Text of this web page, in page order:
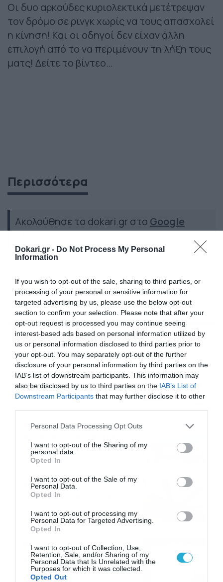
Dokari.gr - Do Not Process My Personal
Information
If you wish to opt-out of the sale, sharing to third parties, or
processing of your personal or sensitive information for
targeted advertising by us, please use the below opt-out
section to confirm your selection. Please note that after your
opt-out request is processed you may continue seeing
interest-based ads based on personal information utilized by
us or personal information disclosed to third parties prior to
your opt-out. You may separately opt-out of the further
disclosure of your personal information by third parties on the
IAB’s list of downstream participants. This information may
also be disclosed by us to third parties on the IAB’s List of
Downstream Participants that may further disclose it to other
Please note that this website/app uses one or more Google
not limited to your visit or usage behaviour. You may click to
grant or deny consent to Google and its third-party tags to
use your data for below specified purposes in below Google
consent section.
Personal Data Processing Opt Outs
I want to opt-out of the Sharing of my
personal data.
Opted In
I want to opt-out of the Sale of my
Personal Data.
Opted In
I want to opt-out of processing my
Personal Data for Targeted Advertising.
Opted In
I want to opt-out of Collection, Use,
Retention, Sale, and/or Sharing of my
Personal Data that Is Unrelated with the
Purposes for which it was collected.
Opted Out
Οι δυο αρκούδες κυριολεκτικά μετέτρεψαν
τον δρόμο σε ρινγκ χωρίς να τους απασχολεί
η κίνηση! Και οι οδηγοί δεν είχαν άλλη
επιλογή από το να περιμένουν τη λήξη τους
ματς! Δείτε το βίντεο…
Περισσότερα
Ακολούθησε το dokari.gr στο Google
Ροή Ειδήσεων
Καιρός 6-8: Ανεβαίνει η
θερμοκρασία, 40άρια το
Σαββατοκύριακο… (vid)
06/08/2026 22:00
ΠΑΟΚ-Άντερλεχτ με σούπερ
αποδόσεις από
το Pamestoixima.gr
06/08/2026
Εορτολόγιο 6-8: Ποιοι
γιορτάζουν σήμερα; Χρόνια
06/08/2026 08:05
Το Release Athens
Festival 2026 άφησε τις
καλύτερες μουσικές
αναμνήσεις
05/08/2026 21:23